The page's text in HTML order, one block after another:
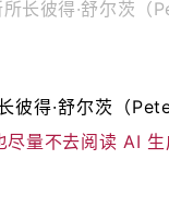
长彼得·舒尔茨
彼得·舒尔茨（
量不去阅读 AI